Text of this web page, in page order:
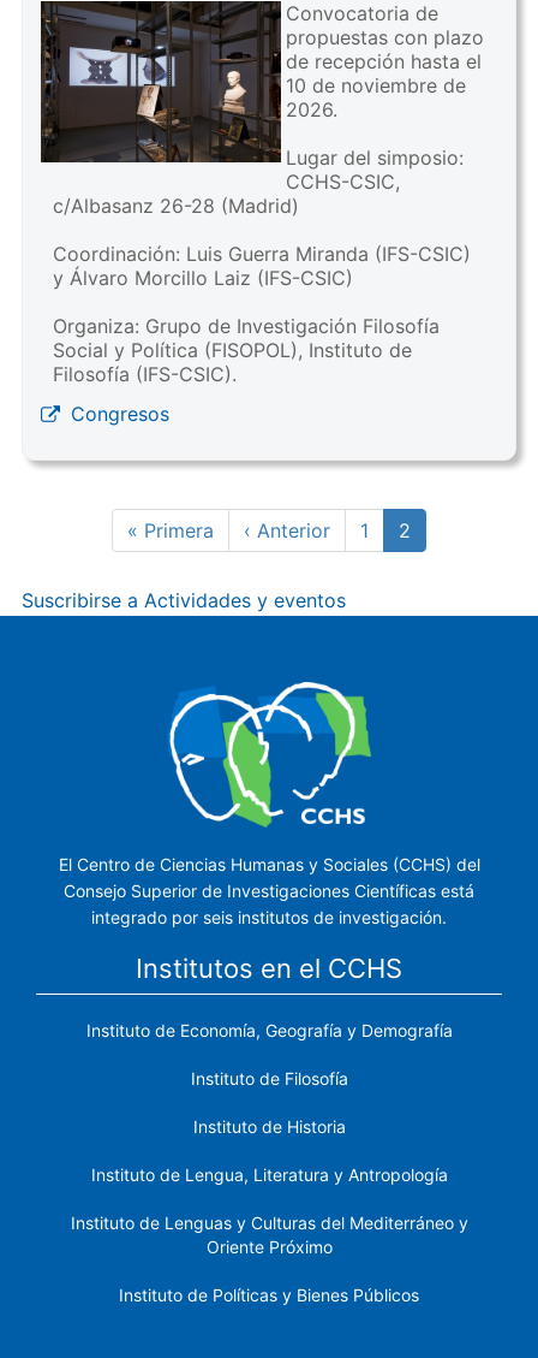
Convocatoria de
propuestas con plazo
de recepción hasta el
10 de noviembre de
2026.
Lugar del simposio:
CCHS-CSIC,
c/Albasanz 26-28 (Madrid)
Coordinación: Luis Guerra Miranda (IFS-CSIC)
y Álvaro Morcillo Laiz (IFS-CSIC)
Organiza: Grupo de Investigación Filosofía
Social y Política (FISOPOL), Instituto de
Filosofía (IFS-CSIC).
Congresos
Paginación
Primera
página
« Primera
Página
anterior
‹ Anterior Page
1
Página
actual
2
Suscribirse a Actividades y eventos
El Centro de Ciencias Humanas y Sociales (CCHS) del
Consejo Superior de Investigaciones Científicas está
integrado por seis institutos de investigación.
Institutos en el CCHS
Instituto de Economía, Geografía y Demografía
Instituto de Filosofía
Instituto de Historia
Instituto de Lengua, Literatura y Antropología
Instituto de Lenguas y Culturas del Mediterráneo y
Oriente Próximo
Instituto de Políticas y Bienes Públicos